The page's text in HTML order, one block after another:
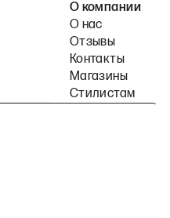
О компании
О нас
Отзывы
Контакты
Магазины
Стилистам